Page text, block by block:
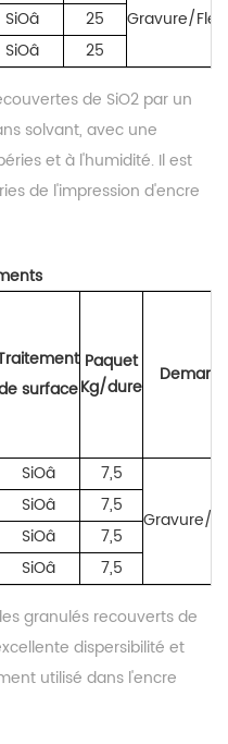
Gravure/
SiOâ
25
SiOâ
25
de SiO2 par un
solvant, avec une
et à l'humidité. Il est
de l'impression d'encre
surface
Paquet
Kg/dure
SiOâ
7,5
Gravure/
SiOâ
7,5
SiOâ
7,5
SiOâ
7,5
granulés recouverts de
dispersibilité et
utilisé dans l'encre